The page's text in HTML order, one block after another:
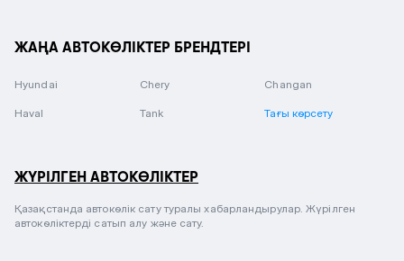
ЖАҢА АВТОКӨЛІКТЕР БРЕНДТЕРІ
Hyundai Chery Changan
Haval Tank Тағы көрсету
ЖҮРІЛГЕН АВТОКӨЛІКТЕР
Қазақстанда автокөлік сату туралы хабарландырулар. Жүрілген
автокөліктерді сатып алу және сату.